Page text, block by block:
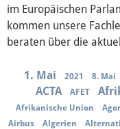
Vor Ort
Kontakt
Reden
Termine
im Europäischen
kommen unsere
beraten über die
1. Mai 2021 8. Mai
ACTA AFET
Afrikanische Union
Airbus
Algerien